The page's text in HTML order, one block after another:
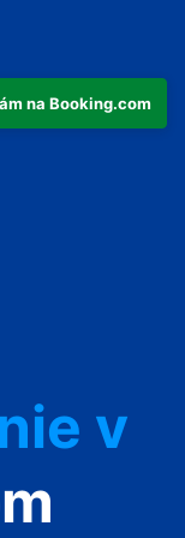
na Booking.com
v